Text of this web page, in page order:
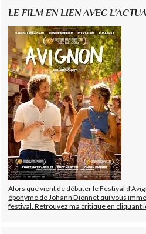
LE FILM EN LIEN AVEC
Alors que vient de débuter le Festival
éponyme de Johann Dionnet qui vous
festival. Retrouvez ma critique en cliquant